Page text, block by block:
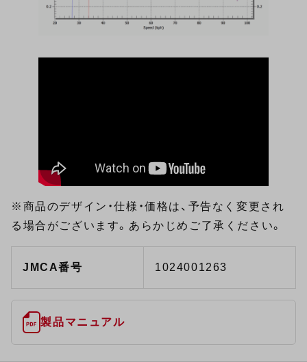
※商品のデザイン・仕様・価格は、予告なく変更され
る場合がございます。あらかじめご了承ください。
JMCA番号 1024001263
製品マニュアル